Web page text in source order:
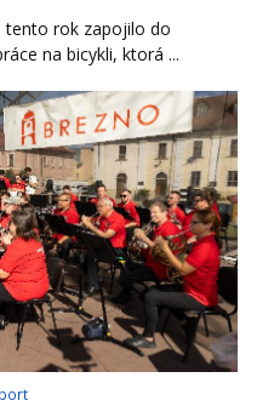
tento rok zapojilo do
na bicykli, ktorá ...